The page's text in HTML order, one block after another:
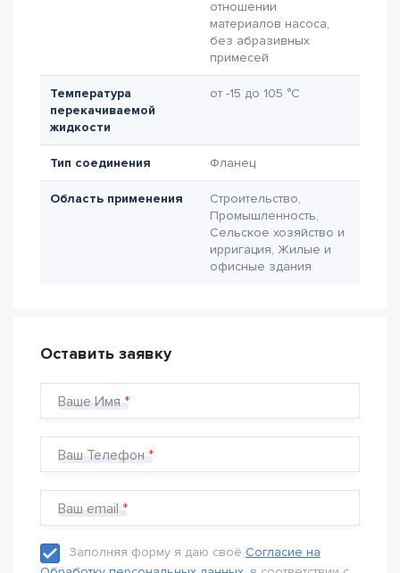
отношении
материалов насоса,
без абразивных
примесей
Температура
перекачиваемой
жидкости
от -15 до 105 °C
Тип соединения Фланец
Область применения
Строительство,
Промышленность,
Сельское хозяйство и
ирригация, Жилые и
офисные здания
Оставить заявку
Ваше Имя
Ваш Телефон
Ваш email
Заполняя форму я даю своё Согласие на